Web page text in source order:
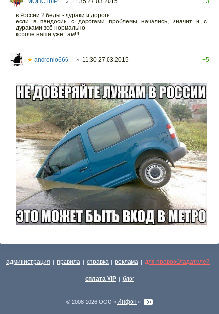
MOHCTbIP ○ 11:35 27.03.2015
+3
в России 2 беды - дураки и дороги
если в пендосии с дорогами проблемы начались, значит и с
дураками всё нормально
короче наши уже там!!!
★ andronio666 ○ 11:30 27.03.2015
+5
...
администрация | правила | справка | реклама | для правообладателей |
оплата VIP | блог
© 2008-2026 ООО « Инфон »